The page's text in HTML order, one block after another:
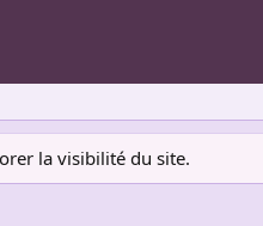
la visibilité du site.